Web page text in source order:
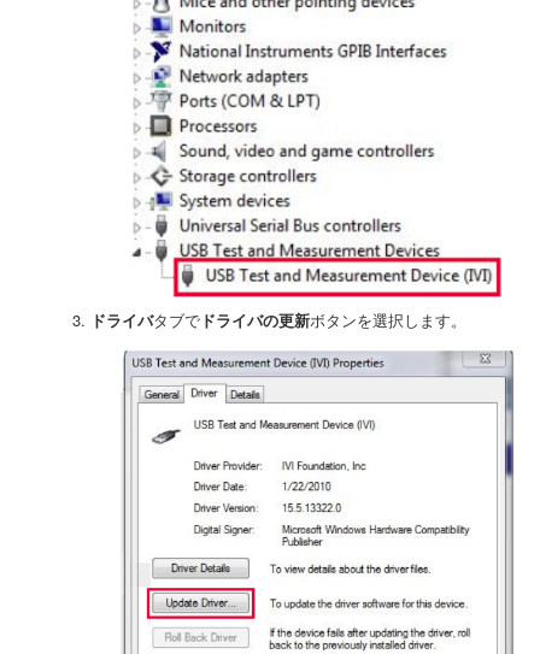
ドライバタブで ドライバの更新ボタンを選択します。